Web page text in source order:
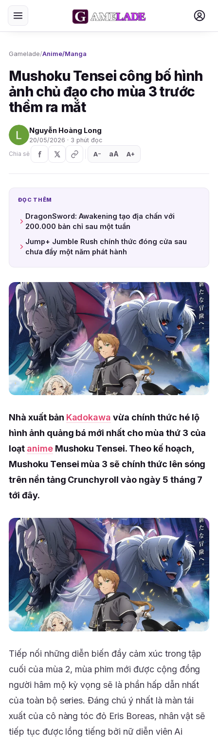
Gamelade/Anime/Manga
Mushoku Tensei công bố hình
ảnh chủ đạo cho mùa 3 trước
thềm ra mắt
Nguyễn Hoàng Long
20/05/2026 · 3 phút đọc
Chia sẻ
A− aA A+
ĐỌC THÊM
DragonSword: Awakening tạo địa chấn với
200.000 bản chỉ sau một tuần
Jump+ Jumble Rush chính thức đóng cửa sau
chưa đầy một năm phát hành
Nhà xuất bản Kadokawa vừa chính thức hé lộ
hình ảnh quảng bá mới nhất cho mùa thứ 3 của
loạt animeMushoku Tensei. Theo kế hoạch,
Mushoku Tensei mùa 3 sẽ chính thức lên sóng
trên nền tảng Crunchyroll vào ngày 5 tháng 7
tới đây.
Tiếp nối những diễn biến đầy cảm xúc trong tập
cuối của mùa 2, mùa phim mới được cộng đồng
người hâm mộ kỳ vọng sẽ là phần hấp dẫn nhất
của toàn bộ series. Đáng chú ý nhất là màn tái
xuất của cô nàng tóc đỏ Eris Boreas, nhân vật sẽ
tiếp tục được lồng tiếng bởi nữ diễn viên Ai